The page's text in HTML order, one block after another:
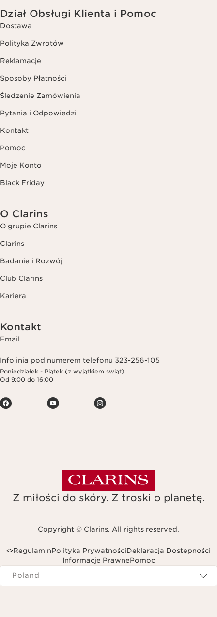
Dział Obsługi Klienta i Pomoc
Dostawa
Polityka Zwrotów
Reklamacje
Sposoby Płatności
Śledzenie Zamówienia
Pytania i Odpowiedzi
Kontakt
Pomoc
Moje Konto
Black Friday
O Clarins
O grupie Clarins
Clarins
Badanie i Rozwój
Club Clarins
Kariera
Kontakt
Email
Infolinia pod numerem telefonu 323-256-105
Poniedziałek - Piątek (z wyjątkiem świąt)
Od 9:00 do 16:00
Z miłości do skóry. Z troski o planetę.
Copyright © Clarins. All rights reserved.
RegulaminPolityka PrywatnościDeklaracja Dostępności
<
Informacje Prawne
>
Pomoc
Navigates to
Poland